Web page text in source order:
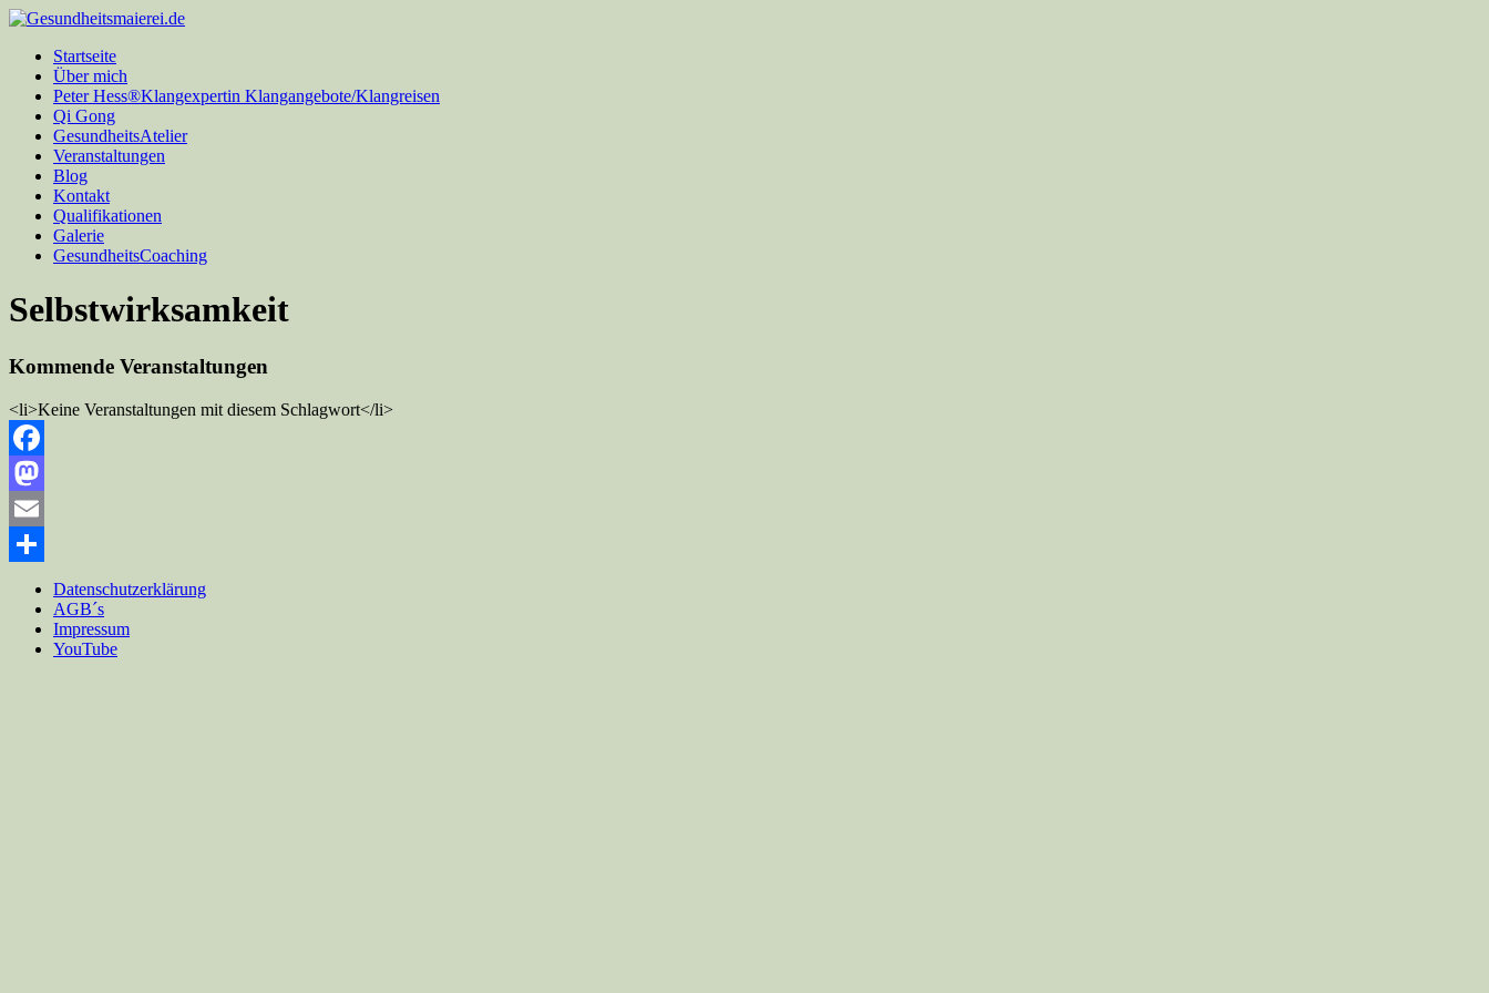
Startseite
Über mich
Peter Hess®Klangexpertin Klangangebote/Klangreisen
Qi Gong
GesundheitsAtelier
Veranstaltungen
Blog
Kontakt
Qualifikationen
Galerie
GesundheitsCoaching
Selbstwirksamkeit
Kommende Veranstaltungen
<li>Keine Veranstaltungen mit diesem Schlagwort</li>
Facebook
Mastodon
Email
Datenschutzerklärung
AGB´s
Impressum
YouTube